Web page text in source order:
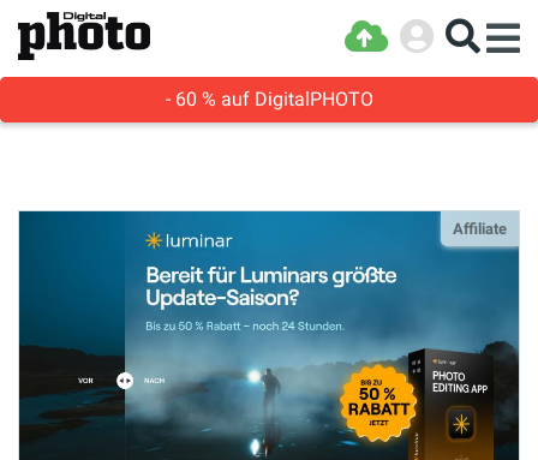
- 60 % auf DigitalPHOTO
Affiliate